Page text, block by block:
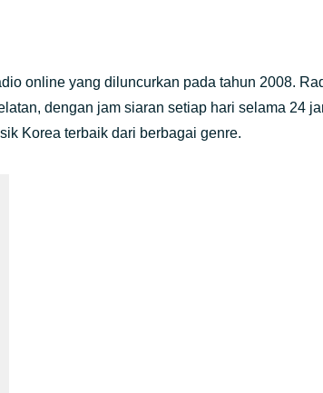
online yang diluncurkan pada tahun 2008.
dengan jam siaran setiap hari selama 24
Korea terbaik dari berbagai genre.